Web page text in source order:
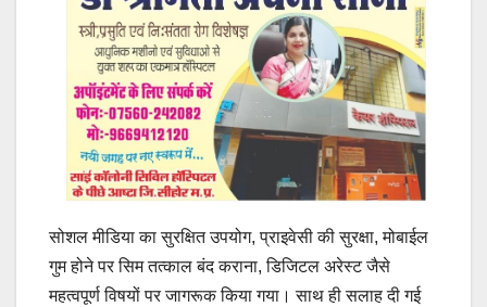
सोशल मीडिया का सुरक्षित उपयोग, प्राइवेसी की सुरक्षा, मोबाईल
गुम होने पर सिम तत्काल बंद कराना, डिजिटल अरेस्ट जैसे
महत्वपूर्ण विषयों पर जागरूक किया गया। साथ ही सलाह दी गई